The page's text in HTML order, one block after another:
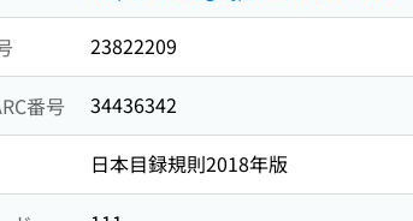
23822209
番号 34436342
日本目録規則2018年版